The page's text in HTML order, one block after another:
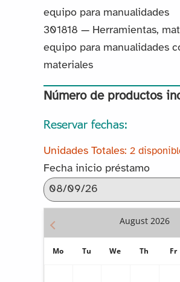
equipo para manualidades
301818 — Herramientas,
equipo para manualidades
materiales
Número de productos
Reservar fechas:
2
Fecha inicio préstamo
August 2026
Mo Tu We Th Fr